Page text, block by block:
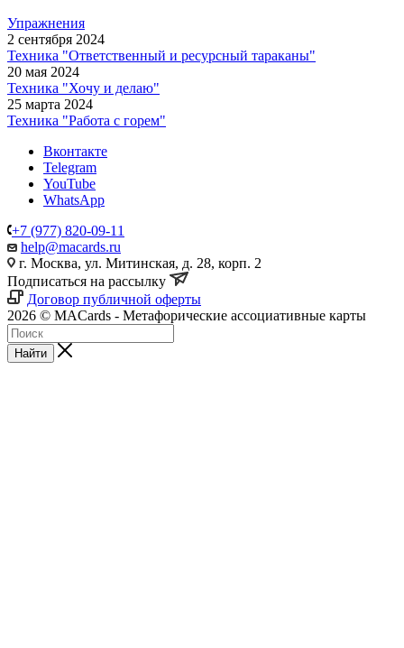
Упражнения
2 сентября 2024
Техника "Ответственный и ресурсный тараканы"
20 мая 2024
Техника "Хочу и делаю"
25 марта 2024
Техника "Работа с горем"
Вконтакте
Telegram
YouTube
WhatsApp
+7 (977) 820-09-11
help@macards.ru
г. Москва, ул. Митинская, д. 28, корп. 2
Подписаться на рассылку
Договор публичной оферты
2026 © MACards - Метафорические ассоциативные карты
Найти